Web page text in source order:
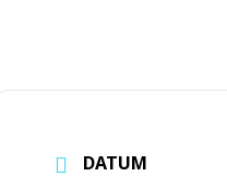
DATUM